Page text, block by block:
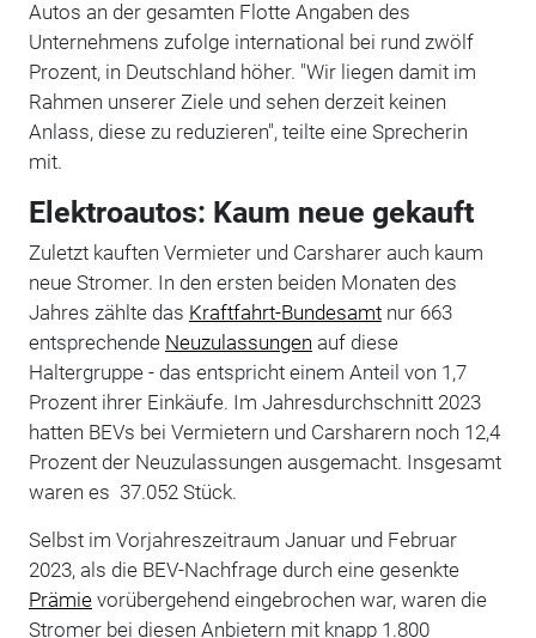
Autos an der gesamten Flotte Angaben des
Unternehmens zufolge international bei rund zwölf
Prozent, in Deutschland höher. "Wir liegen damit im
Rahmen unserer Ziele und sehen derzeit keinen
Anlass, diese zu reduzieren", teilte eine Sprecherin
mit.
Elektroautos: Kaum neue gekauft
Zuletzt kauften Vermieter und Carsharer auch kaum
neue Stromer. In den ersten beiden Monaten des
Jahres zählte das Kraftfahrt-Bundesamtnur 663
entsprechende Neuzulassungen auf diese
Haltergruppe - das entspricht einem Anteil von 1,7
Prozent ihrer Einkäufe. Im Jahresdurchschnitt 2023
hatten BEVs bei Vermietern und Carsharern noch 12,4
Prozent der Neuzulassungen ausgemacht. Insgesamt
waren es 37.052 Stück.
Selbst im Vorjahreszeitraum Januar und Februar
2023, als die BEV-Nachfrage durch eine gesenkte
Prämievorübergehend eingebrochen war, waren die
Stromer bei diesen Anbietern mit knapp 1.800